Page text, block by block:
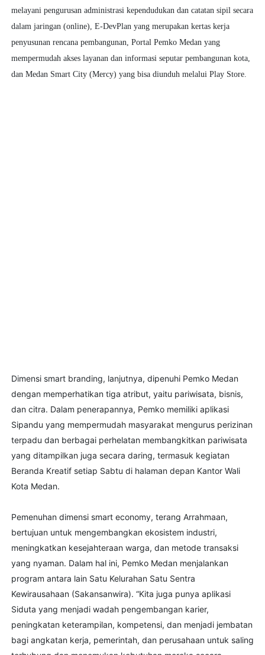
melayani pengurusan administrasi kependudukan dan catatan sipil secara
dalam jaringan (online), E-DevPlan yang merupakan kertas kerja
penyusunan rencana pembangunan, Portal Pemko Medan yang
mempermudah akses layanan dan informasi seputar pembangunan kota,
dan Medan Smart City (Mercy) yang bisa diunduh melalui Play Store.
Dimensi smart branding, lanjutnya, dipenuhi Pemko Medan
dengan memperhatikan tiga atribut, yaitu pariwisata, bisnis,
dan citra. Dalam penerapannya, Pemko memiliki aplikasi
Sipandu yang mempermudah masyarakat mengurus perizinan
terpadu dan berbagai perhelatan membangkitkan pariwisata
yang ditampilkan juga secara daring, termasuk kegiatan
Beranda Kreatif setiap Sabtu di halaman depan Kantor Wali
Kota Medan.
Pemenuhan dimensi smart economy, terang Arrahmaan,
bertujuan untuk mengembangkan ekosistem industri,
meningkatkan kesejahteraan warga, dan metode transaksi
yang nyaman. Dalam hal ini, Pemko Medan menjalankan
program antara lain Satu Kelurahan Satu Sentra
Kewirausahaan (Sakansanwira). “Kita juga punya aplikasi
Siduta yang menjadi wadah pengembangan karier,
peningkatan keterampilan, kompetensi, dan menjadi jembatan
bagi angkatan kerja, pemerintah, dan perusahaan untuk saling